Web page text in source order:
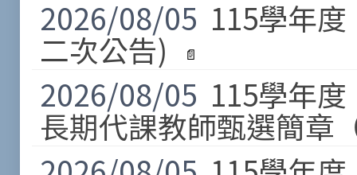
2026/08/05 115學年
二次公告)
2026/08/05 115學年
長期代課教師甄選簡章